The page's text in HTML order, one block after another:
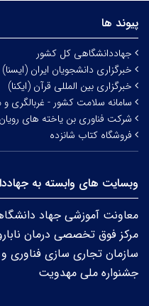
پیوند ها
جهاددانشگاهی کل کشور
خبرگزاری دانشجویان ایران (ایسنا)
خبرگزاری بین المللی قرآن (ایکنا)
سامانه سلامت کشور - غربالگری و
شرکت فناوری بن یاخته های رویان
فروشگاه کتاب شانزده
وبسایت های وابسته به
معاونت آموزشی جهاد
مرکز فوق تخصصی درمان
سازمان تجاری سازی فناوری
جشنواره ملی مهدویت